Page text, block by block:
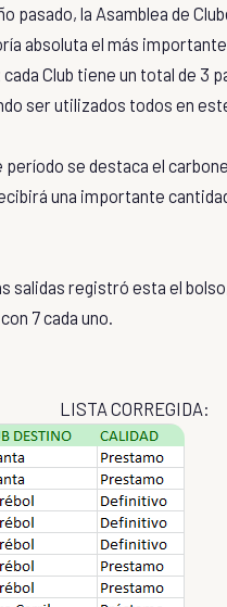
pasado, la Asamblea de
absoluta el más
Club tiene un total de 3
ser utilizados todos en
se destaca el
una importante
salidas registró esta el
7 cada uno.
LISTA CORREGIDA: